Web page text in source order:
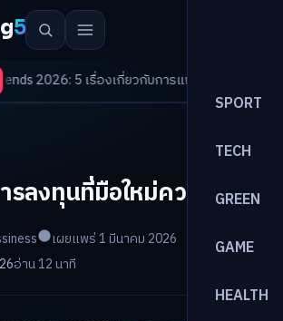
5
SPORT
TECH
GREEN
GAME
HEALTH
5 เรื่องเกี่ยวกับการแพทย์ที่ควรรู้/ดอกเบี้ยขาขึ้นรอบ
ลงทุนที่มือใหม่ควรรู้
เผยแพร่ 1 มีนาคม 2026
อ่าน 12 นาที